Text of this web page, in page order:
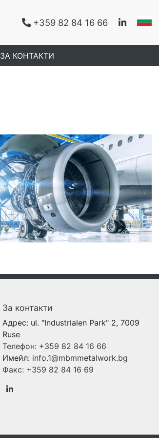
+359 82 84 16 66
ЗА КОНТАКТИ
За контакти
Адрес: ul. "Industrialen Park" 2, 7009
Ruse
Телефон: +359 82 84 16 66
Имейл: info.1@mbmmetalwork.bg
Факс: +359 82 84 16 69